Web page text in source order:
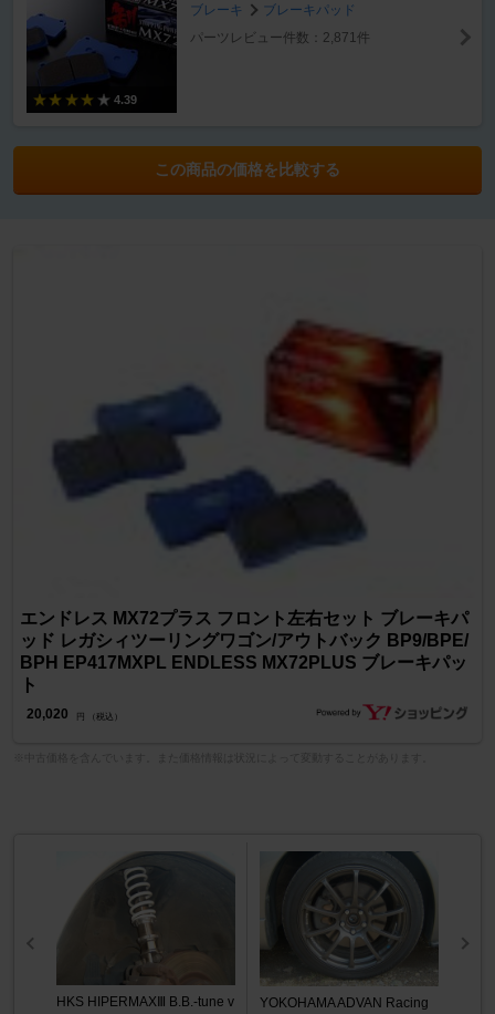
4.39
ブレーキ
ブレーキパッド
パーツレビュー件数：2,871件
この商品の価格を比較する
エンドレス MX72プラス フロント左右セット ブレーキパ
ッド レガシィツーリングワゴン/アウトバック BP9/BPE/
BPH EP417MXPL ENDLESS MX72PLUS ブレーキパッ
ト
20,020 円 （税込）
HKS HIPERMAXⅢ B.B.-tune v
YOKOHAMA ADVAN Racing